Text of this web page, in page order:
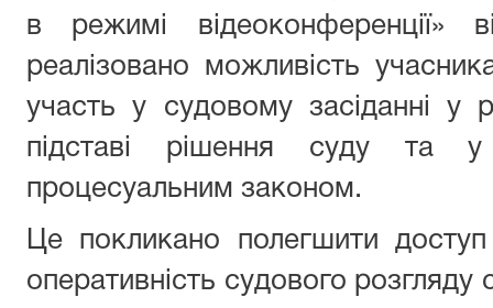
в режимі
реалізовано можливість
участь у судовому засіданні у
підставі рішення суду та у
процесуальним законом.
Це покликано полегшити
оперативність судового розгляду